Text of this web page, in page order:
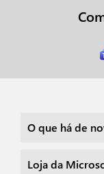
O que há de
Loja da